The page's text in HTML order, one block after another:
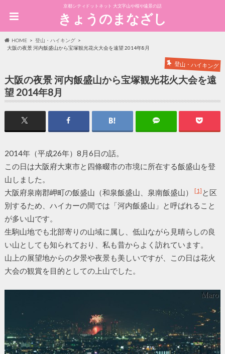
京都シティドットネット 大文字山や桜や遠景の話
きょうのまなざし
HOME
登山・ハイキング
大阪の夜景 河内飯盛山から宝塚観光花火大会を遠望 2014年8月
登山・ハイキング
大阪の夜景 河内飯盛山から宝塚観光花火大会を遠
望 2014年8月
2014年（平成26年）8月6日の話。
この日は大阪府大東市と四條畷市の市境に所在する飯盛山を登
山しました。
大阪府泉南郡岬町の飯盛山（和泉飯盛山、泉南飯盛山）
[1] と区
別するため、ハイカーの間では「河内飯盛山」と呼ばれること
が多い山です。
生駒山地でも北部寄りの山域に属し、低山ながら見晴らしの良
い山としても知られており、私も昔からよく訪れています。
山上の展望地からの夕景や夜景も美しいですが、この日は花火
大会の観賞を目的としての上山でした。